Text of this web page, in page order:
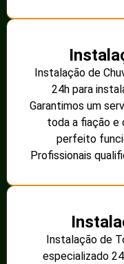
Instalação de
24h para
Garantimos um
toda a fiação e
perfeito
Profissionais
Instalação de
especializado